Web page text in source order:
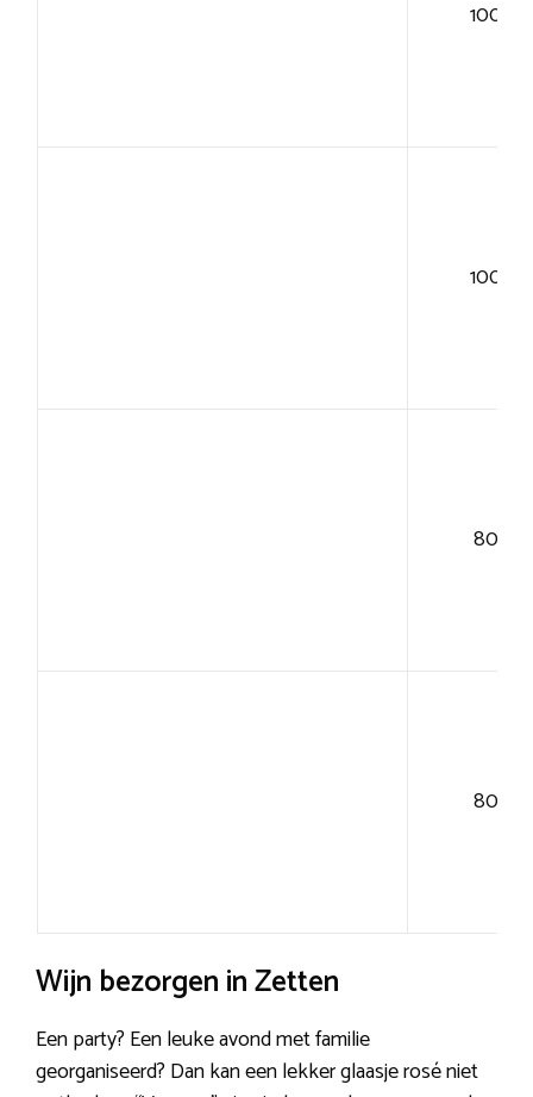
100+
100+
80+
80+
Wijn bezorgen in Zetten
Een party? Een leuke avond met familie
georganiseerd? Dan kan een lekker glaasje rosé niet